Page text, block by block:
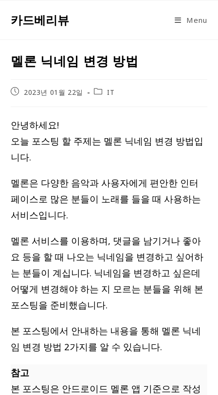
카드베리뷰 Menu
멜론 닉네임 변경 방법
Post2023년 01월 22일
PostIT
안녕하세요!
오늘 포스팅 할 주제는 멜론 닉네임 변경 방법입
니다.
멜론은 다양한 음악과 사용자에게 편안한 인터
페이스로 많은 분들이 노래를 들을 때 사용하는
서비스입니다.
멜론 서비스를 이용하며, 댓글을 남기거나 좋아
요 등을 할 때 나오는 닉네임을 변경하고 싶어하
는 분들이 계십니다. 닉네임을 변경하고 싶은데
어떻게 변경해야 하는 지 모르는 분들을 위해 본
포스팅을 준비했습니다.
본 포스팅에서 안내하는 내용을 통해 멜론 닉네
임 변경 방법 2가지를 알 수 있습니다.
참고
본 포스팅은 안드로이드 멜론 앱 기준으로 작성